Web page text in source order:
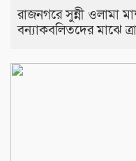
রাজনগরে সুন্নী ওলামা
বন্যাকবলিতদের মাঝে